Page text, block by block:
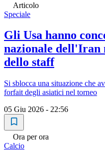
Articolo
Speciale
Gli Usa hanno
nazionale dell'Iran
dello staff
Si sblocca una situazione che
forfait degli asiatici nel torneo
05 Giu 2026 - 22:56
Ora per ora
Calcio